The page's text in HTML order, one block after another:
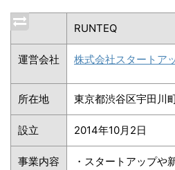
RUNTEQ
運営会社 株式会社スタートア
所在地 東京都渋谷区宇田川
設立 2014年10月2日
事業内容
・スタートアップや